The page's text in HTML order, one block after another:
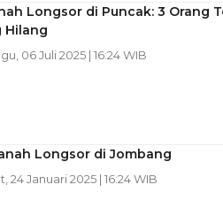
Longsor di Puncak: 3 Orang
Hilang
06 Juli 2025 | 16:24 WIB
Longsor di Jombang
24 Januari 2025 | 16:24 WIB